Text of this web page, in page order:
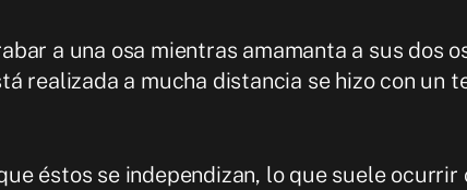
a una osa mientras amamanta a sus dos
realizada a mucha distancia se hizo con un
éstos se independizan, lo que suele